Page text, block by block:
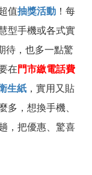
值抽獎活動 ！每
型手機或各式實
待，也多一點驚
在門市繳電話費
生紙 ，實用又貼
，想換手機、
，把優惠、驚喜